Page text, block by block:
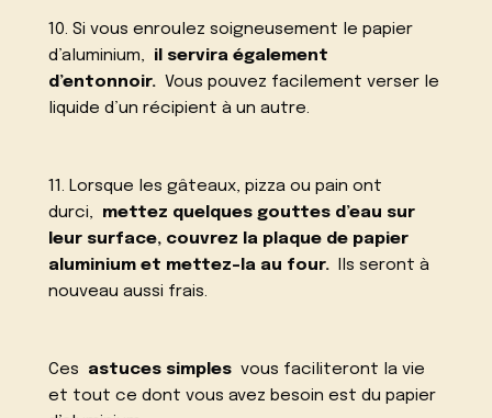
10. Si vous enroulez soigneusement le papier
d’aluminium, il servira également
d’entonnoir. Vous pouvez facilement verser le
liquide d’un récipient à un autre.
11. Lorsque les gâteaux, pizza ou pain ont
durci, mettez quelques gouttes d’eau sur
leur surface, couvrez la plaque de papier
aluminium et mettez-la au four.
Ils seront à
nouveau aussi frais.
Ces astuces simples vous faciliteront la vie
et tout ce dont vous avez besoin est du papier